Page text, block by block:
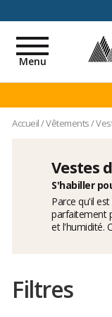
Toggle
navigation
Menu
Accueil/Vêtements/
Vestes
S'habiller
Parce qu'il
parfaitement
et l'humidité.
Filtres